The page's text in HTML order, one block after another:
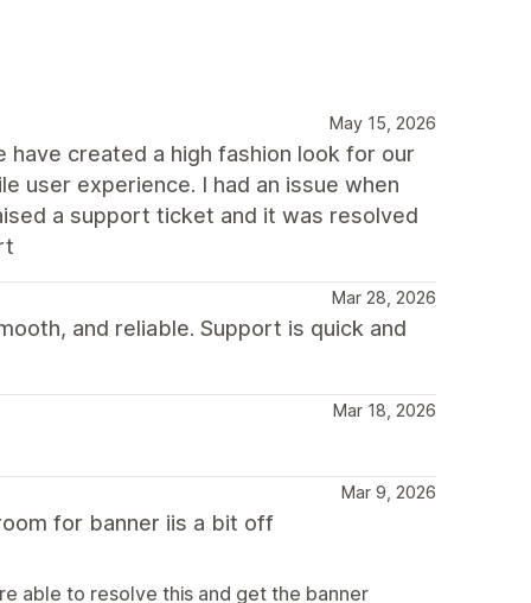
May 15, 2026
created a high fashion look for our
user experience. I had an issue when
a support ticket and it was resolved
Mar 28, 2026
and reliable. Support is quick and
Mar 18, 2026
Mar 9, 2026
for banner iis a bit off
able to resolve this and get the banner